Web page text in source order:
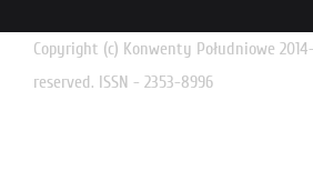
Copyright (c) Konwenty Południowe
reserved. ISSN - 2353-8996